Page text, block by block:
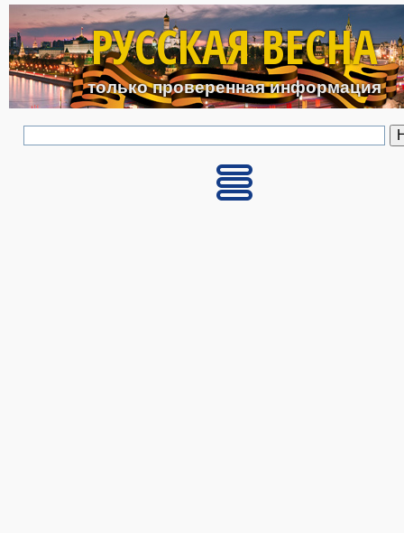
Перейти к основному
РУССКАЯ ВЕСНА
только проверенная информация